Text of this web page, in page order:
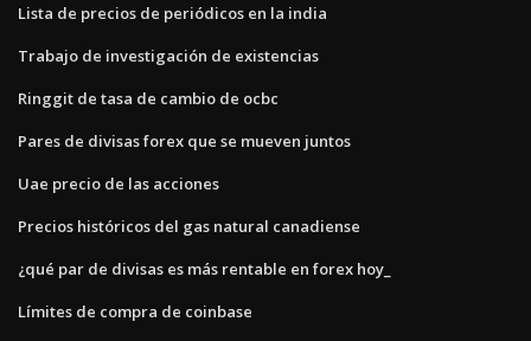
Lista de precios de periódicos en la india
Trabajo de investigación de existencias
Ringgit de tasa de cambio de ocbc
Pares de divisas forex que se mueven juntos
Uae precio de las acciones
Precios históricos del gas natural canadiense
¿qué par de divisas es más rentable en forex hoy_
Límites de compra de coinbase